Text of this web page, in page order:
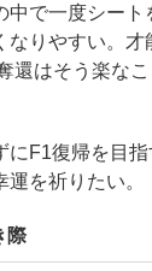
中で一度シート
なりやすい。才
還はそう楽な
F1復帰を目指
を祈りたい。
際